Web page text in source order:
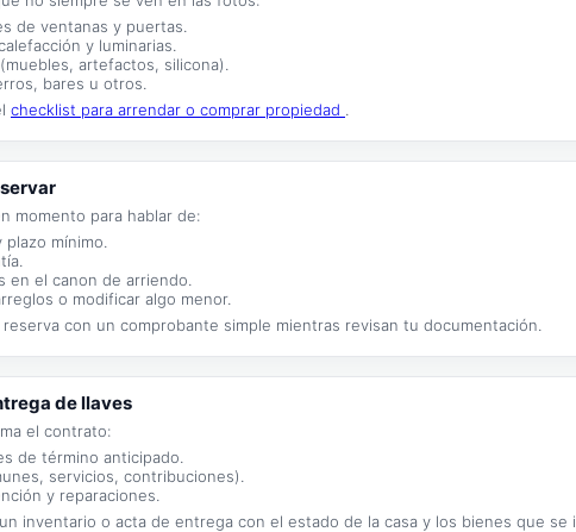
de ventanas y puertas.
y luminarias.
artefactos, silicona).
bares u otros.
checklist para arrendar o comprar propiedad
momento para hablar de:
mínimo.
en el canon de arriendo.
o modificar algo menor.
con un comprobante simple mientras revisan tu documentación.
de llaves
el contrato:
de término anticipado.
servicios, contribuciones).
y reparaciones.
inventario o acta de entrega con el estado de la casa y los bienes que se